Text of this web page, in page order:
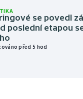
se povedl
poslední etapou
před 5 hod